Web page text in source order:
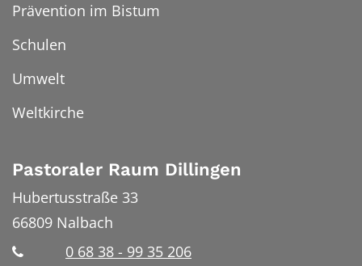
Prävention im Bistum
Schulen
Umwelt
Weltkirche
Pastoraler Raum Dillingen
Hubertusstraße 33
66809 Nalbach
0 68 38 - 99 35 206